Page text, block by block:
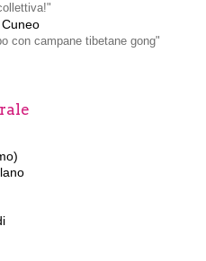
con campane tibetane gong"